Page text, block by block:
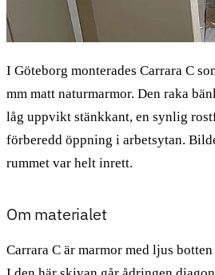
I Göteborg monterades Carrara C
mm matt naturmarmor. Den raka
låg uppvikt stänkkant, en synlig
förberedd öppning i arbetsytan.
rummet var helt inrett.
Om materialet
Carrara C är marmor med ljus